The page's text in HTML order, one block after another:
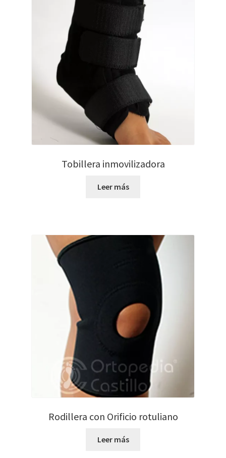
Tobillera inmovilizadora
Leer más
Rodillera con Orificio rotuliano
Leer más